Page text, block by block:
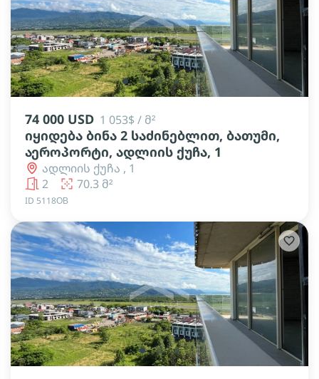
lens lens lens lens lens
74 000 USD 1 053$ / მ²
იყიდება ბინა 2 საძინებლით, ბათუმი,
აეროპორტი, ადლიის ქუჩა, 1
ადლიის ქუჩა , 1
2
70.3 მ²
ID 5118ОВ
lens lens lens